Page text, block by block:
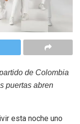
de Colombia
puertas abren
esta noche uno